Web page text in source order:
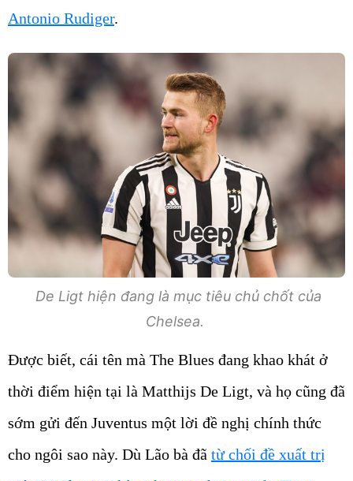
Antonio Rudiger.
De Ligt hiện đang là mục tiêu chủ chốt của
Chelsea.
Được biết, cái tên mà The Blues đang khao khát ở
thời điểm hiện tại là Matthijs De Ligt, và họ cũng đã
sớm gửi đến Juventus một lời đề nghị chính thức
cho ngôi sao này. Dù Lão bà đã từ chối đề xuất trị